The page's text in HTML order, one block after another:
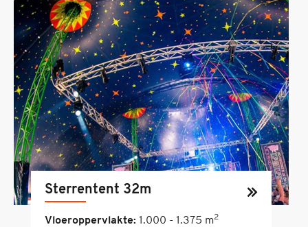
Sterrentent 32m
Vloeroppervlakte: 1.000 - 1.375 m2